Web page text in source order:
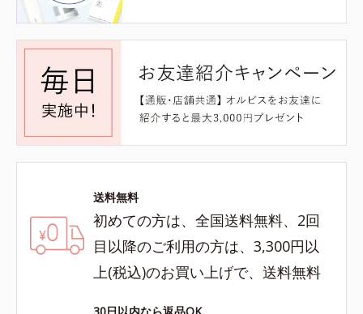
送料無料
初めての方は、全国送料無料、2回
目以降のご利用の方は、3,300円以
上(税込)のお買い上げで、送料無料